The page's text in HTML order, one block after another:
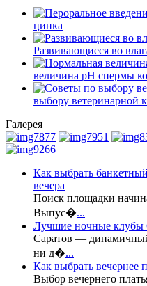
цинка
Развивающиеся во
величина pH спермы
выбору ветеринарной
Галерея
Как выбрать
вечера
Поиск площадки
Выпус�...
Лучшие ночные клубы
Саратов —
ни д�...
Как выбрать вечернее
Выбор вечернего